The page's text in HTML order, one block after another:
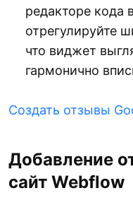
редакторе кода
отрегулируйте
что виджет
гармонично
Создать отзывы
Добавление
сайт Webflow